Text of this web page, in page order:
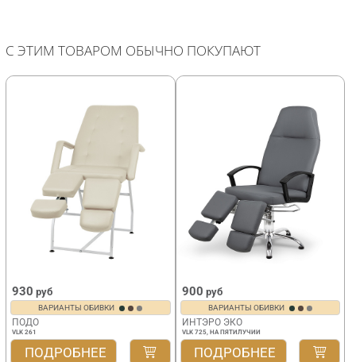
С ЭТИМ ТОВАРОМ ОБЫЧНО ПОКУПАЮТ
930 руб
ВАРИАНТЫ ОБИВКИ
ПОДО
VLK 261
ПОДРОБНЕЕ
900 руб
ВАРИАНТЫ ОБИВКИ
ИНТЭРО ЭКО
VLK 725, НА ПЯТИЛУЧИИ
ПОДРОБНЕЕ